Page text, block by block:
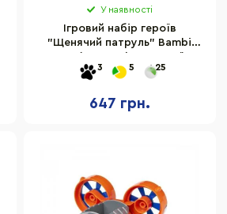
У наявності
Ігровий набір героїв
"Щенячий патруль" Bambi
коробці
3 5 25
647 грн.